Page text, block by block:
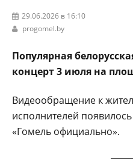
29.06.2026 в 16:10
progomel.by
Популярная
концерт 3 июля на
Видеообращение к
исполнителей
«Гомель официально».